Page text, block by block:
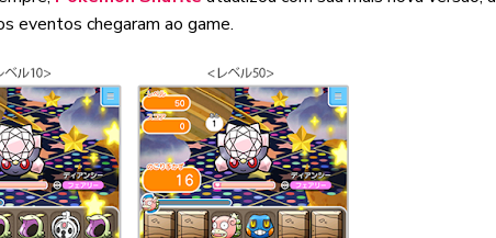
eventos chegaram ao game.